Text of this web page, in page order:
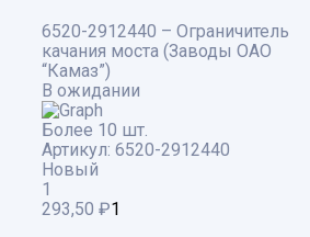
6520-2912440 – Ограничитель
качания моста (Заводы ОАО
“Камаз”)
В ожидании
Более 10 шт.
Артикул: 6520-2912440
Новый
1
293,50 ₽